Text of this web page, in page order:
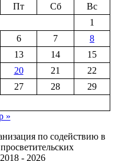
Пт Сб
Вс
1
6 7
8
13 14
15
20 21
22
27 28
29
»
по содействию в
- 2026